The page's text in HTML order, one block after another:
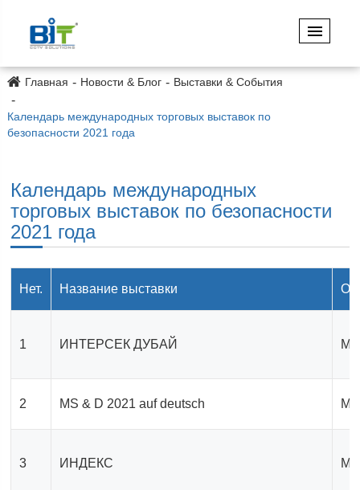
Главная Новости & Блог Выставки & События
Календарь международных торговых выставок по
безопасности 2021 года
Календарь международных
торговых выставок по безопасности
2021 года
Нет. Название выставки
1 ИНТЕРСЕК ДУБАЙ
2 MS & D 2021 auf deutsch
3 ИНДЕКС